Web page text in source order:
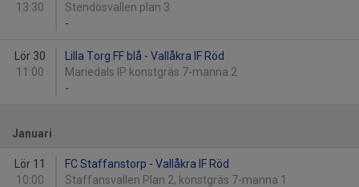
13:30
Stendösvallen plan 3
-
Lör 30
11:00
Lilla Torg FF blå - Vallåkra IF Röd
Mariedals IP konstgräs 7-manna 2
-
Januari
Lör 11
10:00
FC Staffanstorp - Vallåkra IF Röd
Staffansvallen Plan 2, konstgräs 7-manna 1